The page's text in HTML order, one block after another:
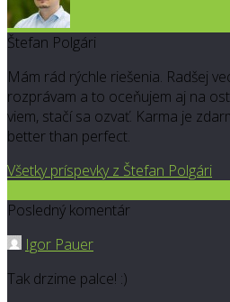
Štefan Polgári
Mám rád rýchle riešenia. Radšej
rozprávam a to oceňujem aj na
viem, stačí sa ozvať. Karma je
better than perfect.
Všetky príspevky z Štefan Polgári
Posledný komentár
Igor Pauer
Tak drzime palce! :)